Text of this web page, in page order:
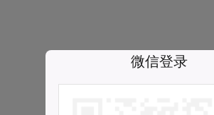
微信登录